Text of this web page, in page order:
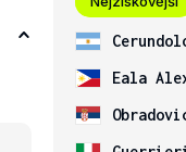
Eala